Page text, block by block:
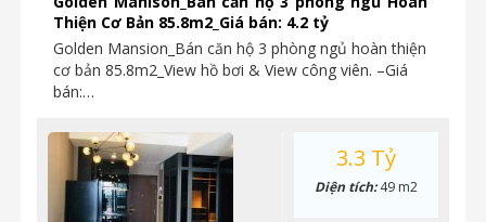
Thiện Cơ Bản 85.8m2_Giá bán: 4.2 tỷ
Golden Mansion_Bán căn hộ 3 phòng ngủ hoàn thiện
cơ bản 85.8m2_View hồ bơi & View công viên. –Giá
bán:…
3.3 Tỷ
Diện tích:49 m2